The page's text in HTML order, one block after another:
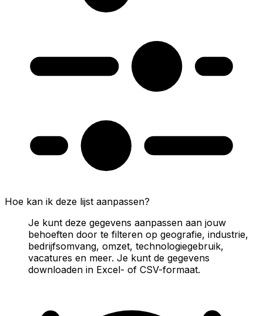
Hoe kan ik deze lijst aanpassen?
Je kunt deze gegevens aanpassen aan jouw
behoeften door te filteren op geografie, industrie,
bedrijfsomvang, omzet, technologiegebruik,
vacatures en meer. Je kunt de gegevens
downloaden in Excel- of CSV-formaat.